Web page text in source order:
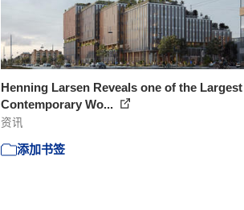
Henning Larsen Reveals one of the Largest
Contemporary Wo...
资讯
添加书签